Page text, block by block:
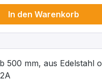
In den Warenkorb